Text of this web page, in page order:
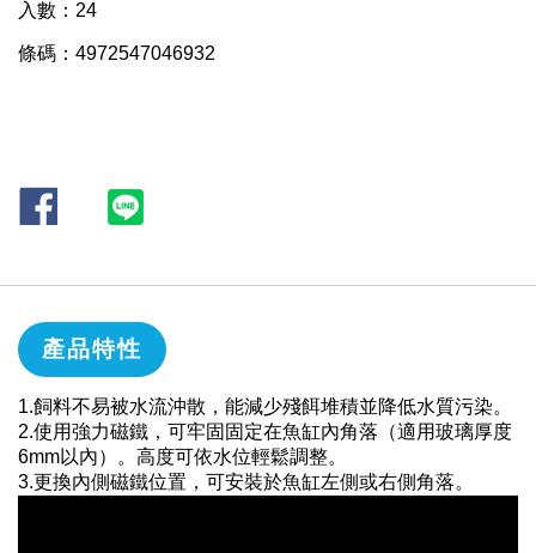
入數：24
條碼：4972547046932
產品特性
1.飼料不易被水流沖散，能減少殘餌堆積並降低水質污染。
2.使用強力磁鐵，可牢固固定在魚缸內角落（適用玻璃厚度
6mm以內）。高度可依水位輕鬆調整。
3.更換內側磁鐵位置，可安裝於魚缸左側或右側角落。